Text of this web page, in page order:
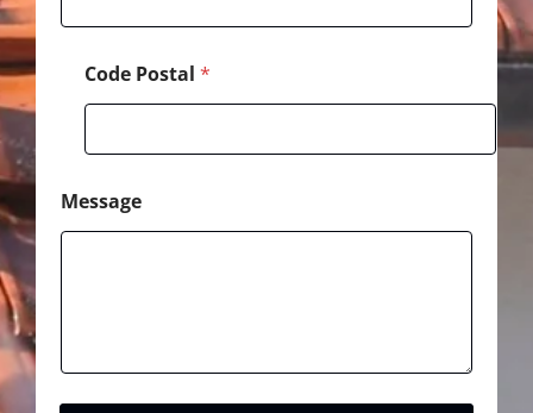
Code Postal *
Message